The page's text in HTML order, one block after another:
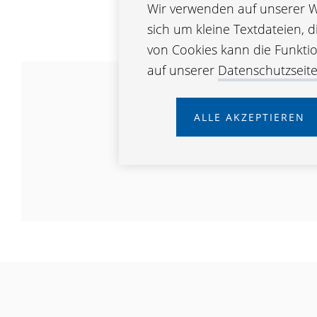
Wir verwenden auf unserer
sich um kleine Textdateien,
von Cookies kann die
auf unserer Datenschutzseite
ALLE AKZEPTIEREN